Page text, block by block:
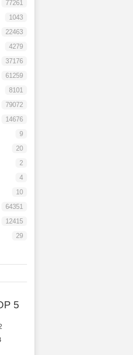
77261
1043
22463
4279
37176
61259
8101
79072
14676
9
20
2
4
10
64351
12415
29
5